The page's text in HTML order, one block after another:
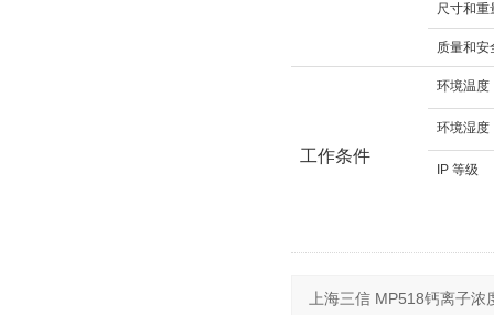
尺寸和重
质量和安
工作条件
环境温度
环境湿度
IP 等级